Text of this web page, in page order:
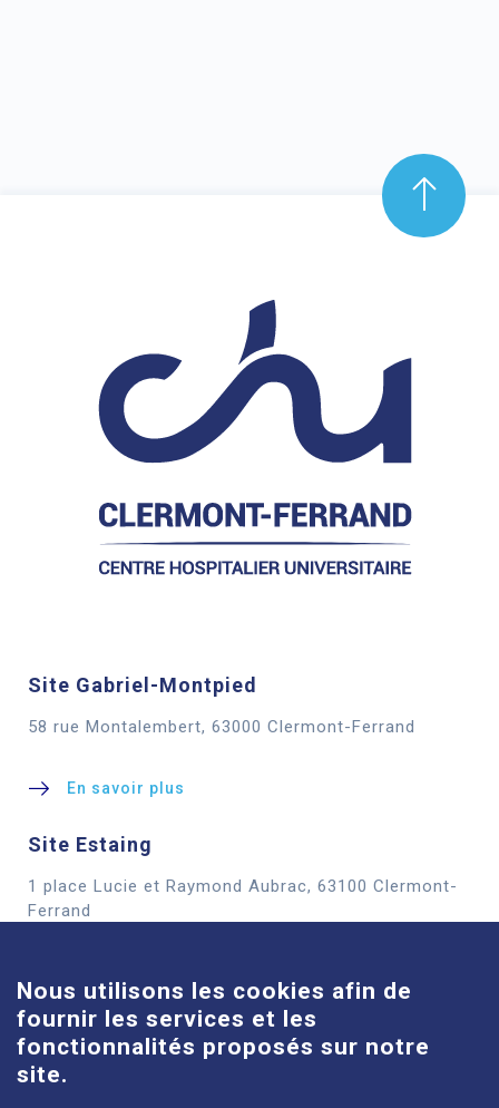
Site Gabriel-Montpied
58 rue Montalembert, 63000 Clermont-Ferrand
En savoir plus
Site Estaing
1 place Lucie et Raymond Aubrac, 63100 Clermont-
Ferrand
Site Louise-Michel
61 route de Châteaugay, 63118 Cébazat
Nous utilisons les cookies afin de
fournir les services et les
fonctionnalités proposés sur notre
site.